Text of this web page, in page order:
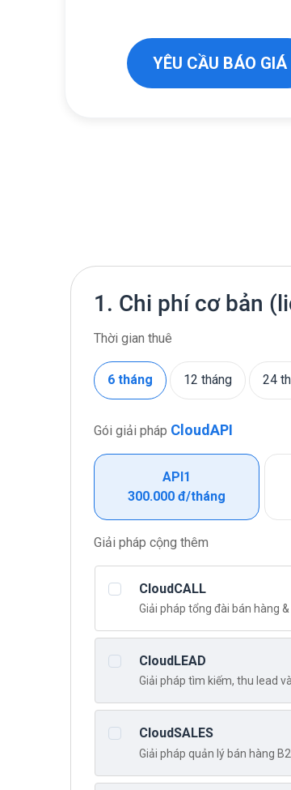
YÊU CẦU BÁO GIÁ
1. Chi phí cơ bản
Thời gian thuê
6 tháng 12 tháng 24
Gói giải pháp CloudAPI
API1
300.000 đ/tháng
Giải pháp cộng thêm
CloudCALL
Giải pháp tổng đài bán hàng
CloudLEAD
Giải pháp tìm kiếm, thu lead
CloudSALES
Giải pháp quản lý bán hàng